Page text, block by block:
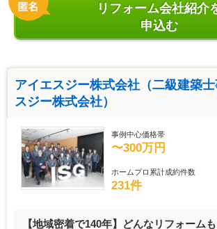
リフォーム会社紹介
申込む
アイエスジー株式会社（二級建築
スジー株式会社）
事例中心価格帯
〜300万円
ホームプロ累計成約件数
231件
【地域密着で140年】どんなリフォーム